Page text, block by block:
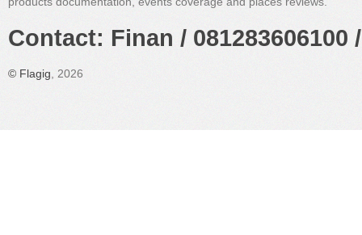
Contact: Finan /
© Flagig, 2026